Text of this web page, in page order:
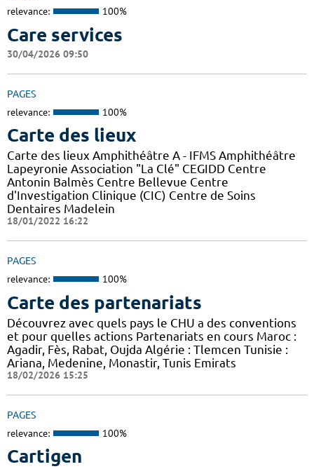
relevance: 100%
Care services
30/04/2026 09:50
PAGES
relevance: 100%
Carte des lieux
Carte des lieux Amphithéâtre A - IFMS Amphithéâtre
Lapeyronie Association "La Clé" CEGIDD Centre
Antonin Balmès Centre Bellevue Centre
d'Investigation Clinique (CIC) Centre de Soins
Dentaires Madelein
18/01/2022 16:22
PAGES
relevance: 100%
Carte des partenariats
Découvrez avec quels pays le CHU a des conventions
et pour quelles actions Partenariats en cours Maroc :
Agadir, Fès, Rabat, Oujda Algérie : Tlemcen Tunisie :
Ariana, Medenine, Monastir, Tunis Emirats
18/02/2026 15:25
PAGES
relevance: 100%
Cartigen